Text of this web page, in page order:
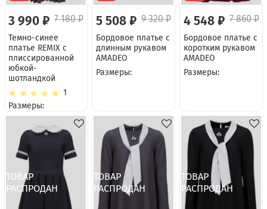
3 990 ₽ 7 180 ₽
Темно-синее
платье REMIX c
плиссированной
юбкой-
шотландкой
1
Размеры:
5 508 ₽ 9 320 ₽
Бордовое платье с
длинным рукавом
AMADEO
Размеры:
4 548 ₽ 7 860 ₽
Бордовое платье с
коротким рукавом
AMADEO
Размеры: